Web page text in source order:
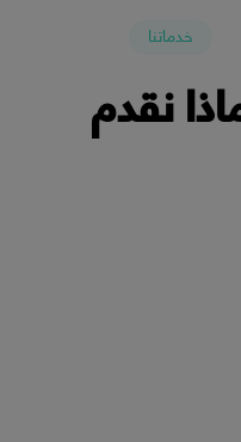
خدماتنا
نقدم